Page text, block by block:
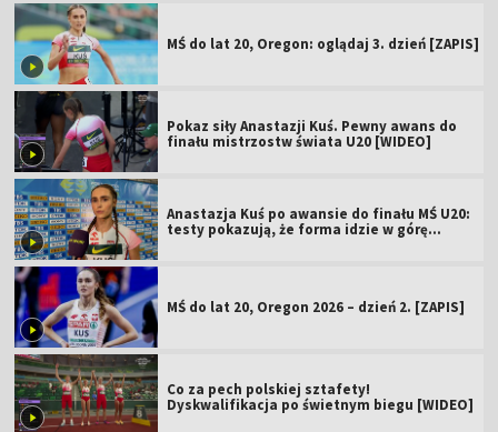
MŚ do lat 20, Oregon: oglądaj 3. dzień [ZAPIS]
Pokaz siły Anastazji Kuś. Pewny awans do
finału mistrzostw świata U20 [WIDEO]
Anastazja Kuś po awansie do finału MŚ U20:
testy pokazują, że forma idzie w górę
MŚ do lat 20, Oregon 2026 – dzień 2. [ZAPIS]
Co za pech polskiej sztafety!
Dyskwalifikacja po świetnym biegu [WIDEO]